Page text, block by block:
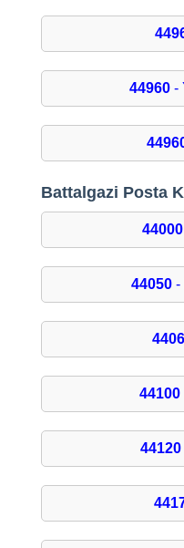
44960 -
Battalgazi Posta
44000
44050 -
44100
44120